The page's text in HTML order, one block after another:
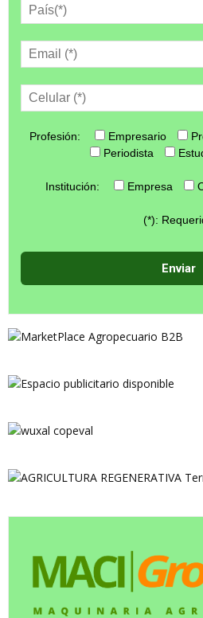
Profesión: Empresario
Periodista
Institución: Empresa
(*):